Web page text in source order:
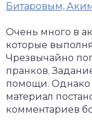
Битаровым,
Очень много в
которые
Чрезвычайно
пранков.
помощи. Однако
материал
комментариев